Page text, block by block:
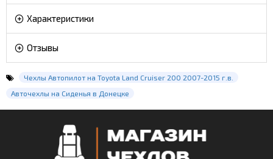
Характеристики
Отзывы
Чехлы Автопилот на Toyota Land Cruiser 200 2007-2015 г.в.
Авточехлы на Сиденья в Донецке